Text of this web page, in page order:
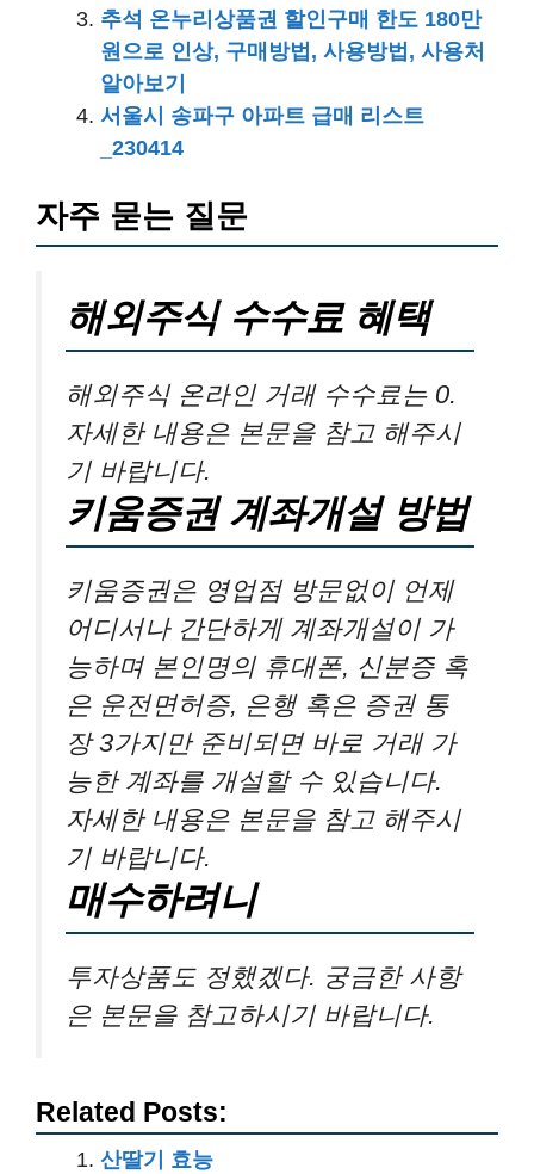
추석 온누리상품권 할인구매 한도 180만
원으로 인상, 구매방법, 사용방법, 사용처
알아보기
서울시 송파구 아파트 급매 리스트
_230414
자주 묻는 질문
해외주식 수수료 혜택
해외주식 온라인 거래 수수료는 0.
자세한 내용은 본문을 참고 해주시
기 바랍니다.
키움증권 계좌개설 방법
키움증권은 영업점 방문없이 언제
어디서나 간단하게 계좌개설이 가
능하며 본인명의 휴대폰, 신분증 혹
은 운전면허증, 은행 혹은 증권 통
장 3가지만 준비되면 바로 거래 가
능한 계좌를 개설할 수 있습니다.
자세한 내용은 본문을 참고 해주시
기 바랍니다.
매수하려니
투자상품도 정했겠다. 궁금한 사항
은 본문을 참고하시기 바랍니다.
Related Posts:
산딸기 효능